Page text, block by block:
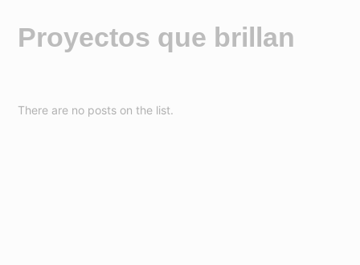
Proyectos que brillan
There are no posts on the list.